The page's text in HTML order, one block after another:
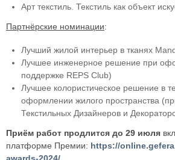
Арт текстиль. Текстиль как объект
Партнёрские номинации:
Лучший жилой интерьер в тканях
Лучшее инженерное решение при
поддержке REPS Сlub)
Лучшее колористическое решение в
оформлении жилого пространства
Текстильных Дизайнеров и
Приём работ продлится до 29 июля
платформе Премии: https://